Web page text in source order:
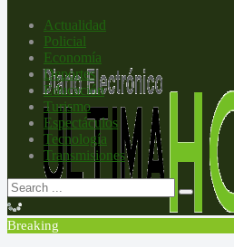
Actualidad
Policial
Economía
Deportes
Educación
Turismo
Espectáculos
Tecnología
Transmisiones
Breaking